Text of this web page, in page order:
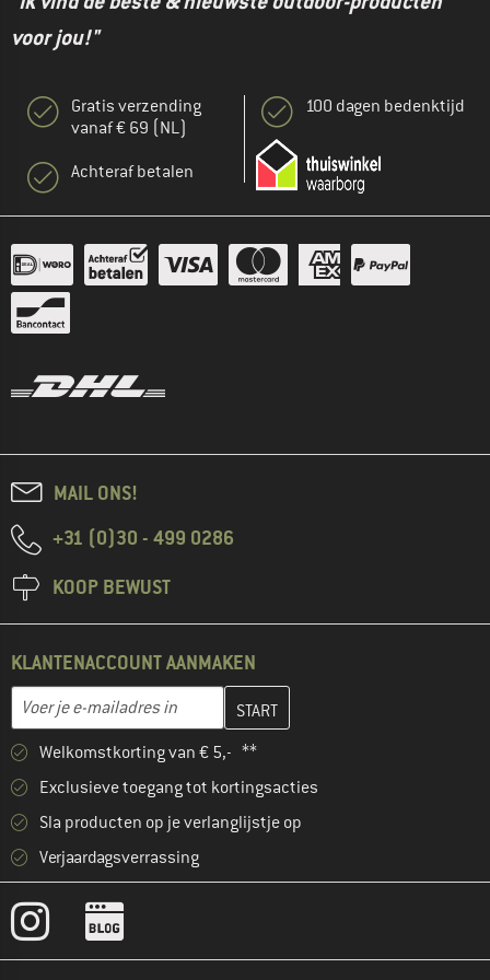
voor jou!"
Gratis verzending
vanaf € 69 (NL)
Achteraf betalen
100 dagen bedenktijd
MAIL ONS!
+31 (0)30 - 499 0286
KOOP BEWUST
KLANTENACCOUNT AANMAKEN
E-mailadres
Vul je e-mailadres hier in en maak in de volgende stap je
Welkomstkorting van € 5,- **
Exclusieve toegang tot kortingsacties
Sla producten op je verlanglijstje op
Verjaardagsverrassing